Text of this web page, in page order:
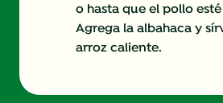
o hasta que el pollo
Agrega la albahaca y
arroz caliente.